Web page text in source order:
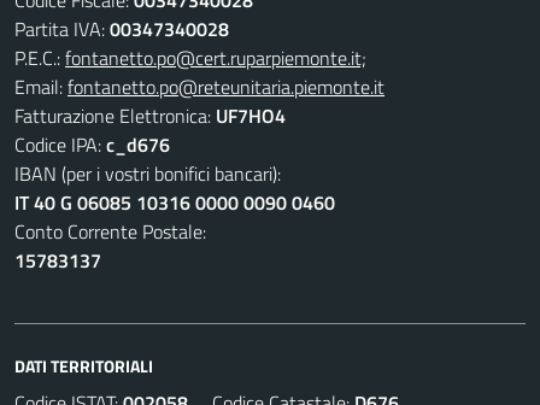
Partita IVA:00347340028
P.E.C.:fontanetto.po@cert.ruparpiemonte.it;
Email:fontanetto.po@reteunitaria.piemonte.it
Fatturazione Elettronica: UF7HO4
Codice IPA:c_d676
IBAN (per i vostri bonifici bancari):
IT 40 G 06085 10316 0000 0090 0460
Conto Corrente Postale:
15783137
DATI TERRITORIALI